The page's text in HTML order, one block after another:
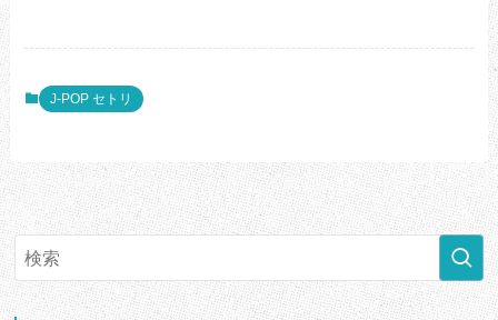
J-POP セトリ